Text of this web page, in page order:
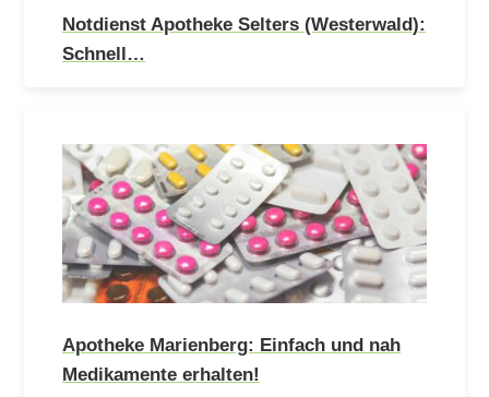
Notdienst Apotheke Selters (Westerwald):
Schnell…
Apotheke Marienberg: Einfach und nah
Medikamente erhalten!